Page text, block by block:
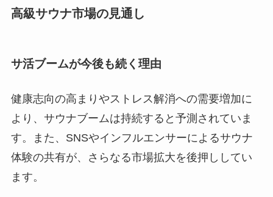
高級サウナ市場の見通し
サ活ブームが今後も続く理由
健康志向の高まりやストレス解消への需要増加に
より、サウナブームは持続すると予測されていま
す。また、SNSやインフルエンサーによるサウナ
体験の共有が、さらなる市場拡大を後押ししてい
ます。